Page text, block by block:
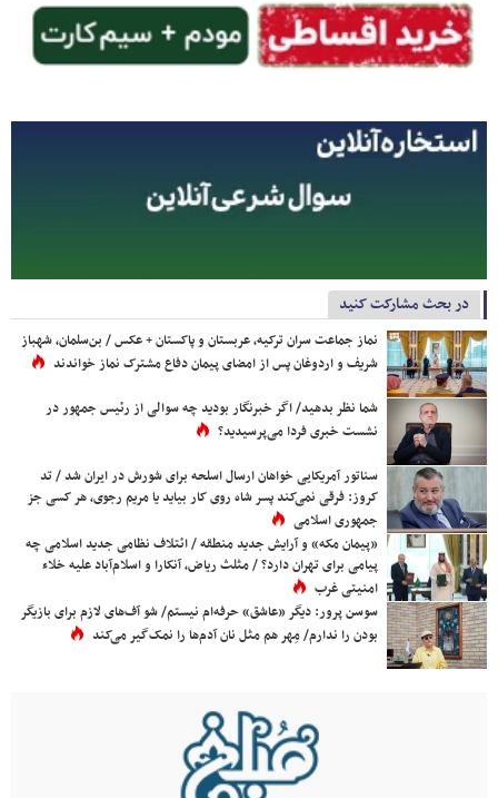
در بحث مشارکت کنید
نماز جماعت سران ترکیه، عربستان و پاکستان + عکس / بن‌سلمان، شهباز
شریف و اردوغان پس از امضای پیمان دفاع مشترک نماز خواندند
شما نظر بدهید/ اگر خبرنگار بودید چه سوالی از رئیس جمهور در
نشست خبری فردا می‌پرسیدید؟
سناتور آمریکایی خواهان ارسال اسلحه برای شورش در ایران شد / تد
کروز: فرقی نمی‌کند پسر شاه روی کار بیاید یا مریم رجوی، هر کسی جز
جمهوری اسلامی
«پیمان مکه» و آرایش جدید منطقه / ائتلاف نظامی جدید اسلامی چه
پیامی برای تهران دارد؟ / مثلث ریاض، آنکارا و اسلام‌آباد علیه خلاء
امنیتی غرب
سوسن پرور: دیگر «عاشق» حرفه‌ام نیستم/ شو آف‌های لازم برای بازیگر
بودن را ندارم/ مِهر هم مثل نان آدم‌ها را نمک‌گیر می‌کند